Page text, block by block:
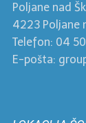
Poljane nad
4223 Poljane
Telefon: 04
E-pošta: